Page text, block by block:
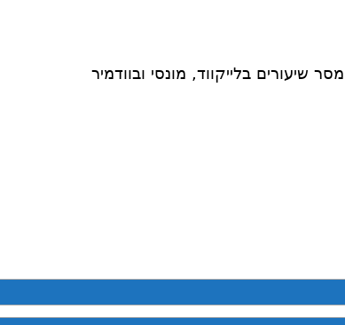
שיעורים בלייקווד, מונסי ובוודמיר